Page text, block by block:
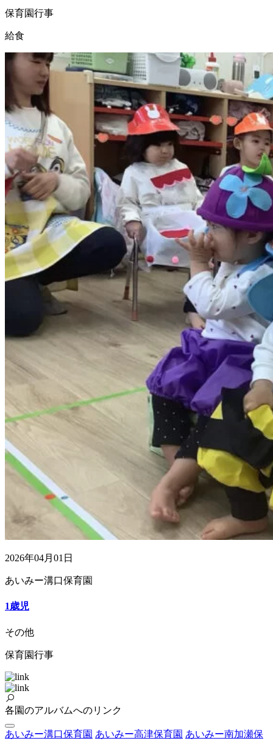
保育園行事
給食
2026年04月01日
あいみー溝口保育園
1歳児
その他
保育園行事
各園のアルバムへのリンク
あいみー溝口保育園 あいみー高津保育園 あいみー南加瀬保